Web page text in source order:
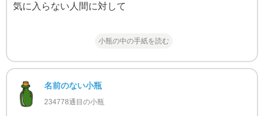
気に入らない人間に対して
小瓶の中の手紙を読む
名前のない小瓶
234778通目の小瓶